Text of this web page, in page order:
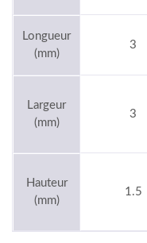
Longueur
(mm)
3
Largeur
(mm)
3
Hauteur
(mm)
1.5